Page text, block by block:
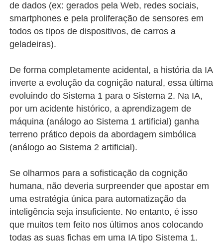
de dados (ex: gerados pela Web, redes sociais,
smartphones e pela proliferação de sensores em
todos os tipos de dispositivos, de carros a
geladeiras).
De forma completamente acidental, a história da IA
inverte a evolução da cognição natural, essa última
evoluindo do Sistema 1 para o Sistema 2. Na IA,
por um acidente histórico, a aprendizagem de
máquina (análogo ao Sistema 1 artificial) ganha
terreno prático depois da abordagem simbólica
(análogo ao Sistema 2 artificial).
Se olharmos para a sofisticação da cognição
humana, não deveria surpreender que apostar em
uma estratégia única para automatização da
inteligência seja insuficiente. No entanto, é isso
que muitos tem feito nos últimos anos colocando
todas as suas fichas em uma IA tipo Sistema 1.